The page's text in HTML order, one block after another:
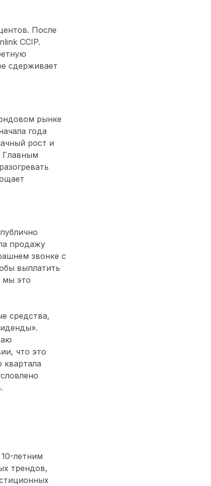
После
CCIP.
сдерживает
рынке
года
рост и
Главным
продажу
звонке с
выплатить
мы это
средства,
что это
летним
трендов,